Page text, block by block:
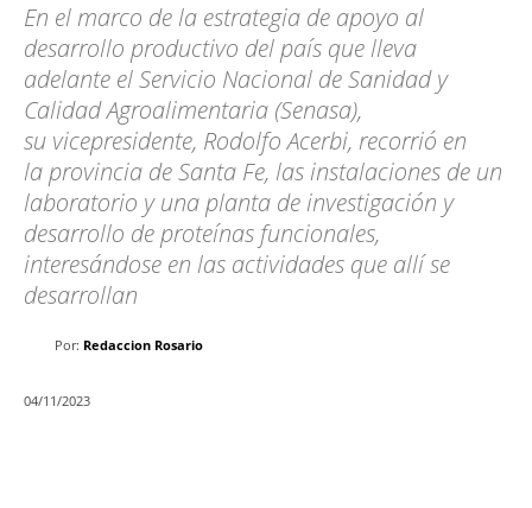
En el marco de la estrategia de apoyo al
desarrollo productivo del país que lleva
adelante el Servicio Nacional de Sanidad y
Calidad Agroalimentaria (Senasa),
su vicepresidente, Rodolfo Acerbi, recorrió en
la provincia de Santa Fe, las instalaciones de un
laboratorio y una planta de investigación y
desarrollo de proteínas funcionales,
interesándose en las actividades que allí se
desarrollan
Por: Redaccion Rosario
04/11/2023